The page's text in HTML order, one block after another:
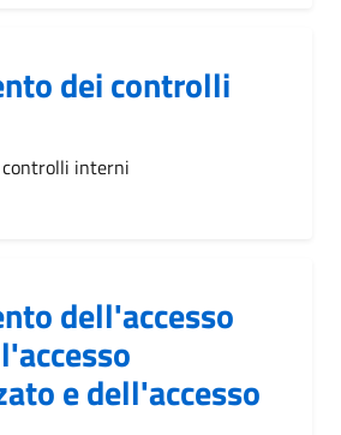
dei controlli
controlli interni
dell'accesso
e dell'accesso